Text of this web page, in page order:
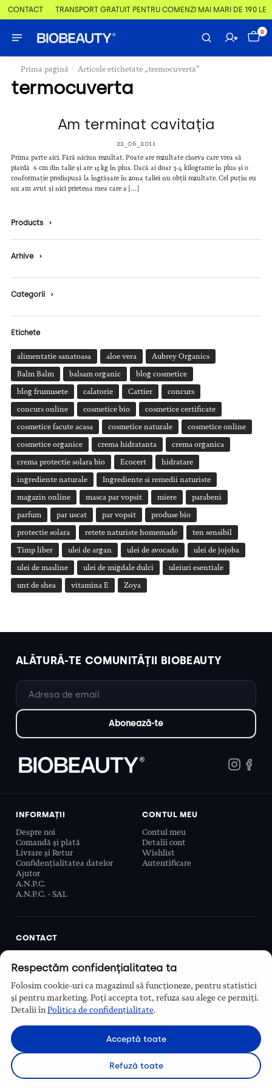
CONTACT TRANSPORT GRATUIT PENTRU COMENZI MAI MARI DE 190 LEI
0
Prima pagină / Articole etichetate „termocuverta”
termocuverta
Am terminat cavitația
22_06_2011
Prima parte aici. Fără niciun rezultat. Poate are rezultate cineva care vrea să
piardă 6 cm din talie și are 15 kg în plus. Dacă ai doar 3-4 kilograme în plus și o
conformație predispusă la îngrășare în zona taliei nu obții rezultate. Cel puțin eu
nu am avut și nici prietena mea care a […]
Products ›
Arhive ›
Categorii ›
Etichete
alimentatie sanatoasa aloe vera Aubrey Organics
Balm Balm balsam organic blog cosmetice
blog frumusete calatorie Cattier concurs
concurs online cosmetice bio cosmetice certificate
cosmetice facute acasa cosmetice naturale cosmetice online
cosmetice organice crema hidratanta crema organica
crema protectie solara bio Ecocert hidratare
ingrediente naturale Ingrediente si remedii naturiste
magazin online masca par vopsit miere parabeni
parfum par uscat par vopsit produse bio
protectie solara retete naturiste homemade ten sensibil
Timp liber ulei de argan ulei de avocado ulei de jojoba
ulei de masline ulei de migdale dulci uleiuri esentiale
unt de shea vitamina E Zoya
ALĂTURĂ-TE COMUNITĂȚII BIOBEAUTY
INFORMAȚII
Despre noi
Comandă și plată
Livrare și Retur
Confidențialitatea datelor
Ajutor
A.N.P.C.
A.N.P.C. - SAL
CONTUL MEU
Contul meu
Detalii cont
Wishlist
Autentificare
CONTACT
Sector 6, București, România
Program
Luni–Vineri, 9:00 – 16:00
Respectăm confidențialitatea ta
Folosim cookie-uri ca magazinul să funcționeze, pentru statistici
și pentru marketing. Poți accepta tot, refuza sau alege ce permiți.
Detalii înPolitica de confidențialitate.
Acceptă toate
Refuză toate